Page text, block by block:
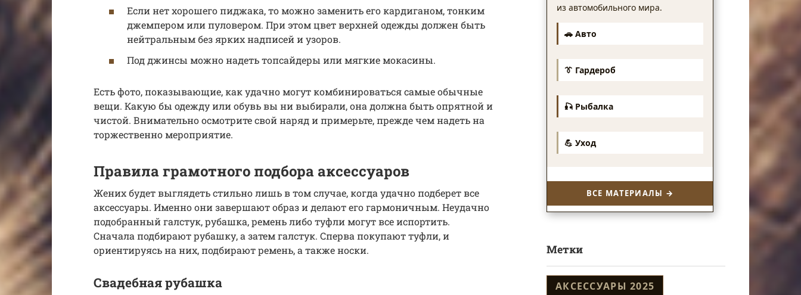
Если нет хорошего пиджака, то можно заменить его кардиганом, тонким
джемпером или пуловером. При этом цвет верхней одежды должен быть
нейтральным без ярких надписей и узоров.
Под джинсы можно надеть топсайдеры или мягкие мокасины.
Есть фото, показывающие, как удачно могут комбинироваться самые обычные
вещи. Какую бы одежду или обувь вы ни выбирали, она должна быть опрятной и
чистой. Внимательно осмотрите свой наряд и примерьте, прежде чем надеть на
торжественно мероприятие.
Правила грамотного подбора аксессуаров
Жених будет выглядеть стильно лишь в том случае, когда удачно подберет все
аксессуары. Именно они завершают образ и делают его гармоничным. Неудачно
подобранный галстук, рубашка, ремень либо туфли могут все испортить.
Сначала подбирают рубашку, а затем галстук. Сперва покупают туфли, и
ориентируясь на них, подбирают ремень, а также носки.
Свадебная рубашка
из автомобильного мира.
🚗 Авто
👔 Гардероб
🎣 Рыбалка
💪 Уход
ВСЕ МАТЕРИАЛЫ →
Метки
АКСЕССУАРЫ 2025